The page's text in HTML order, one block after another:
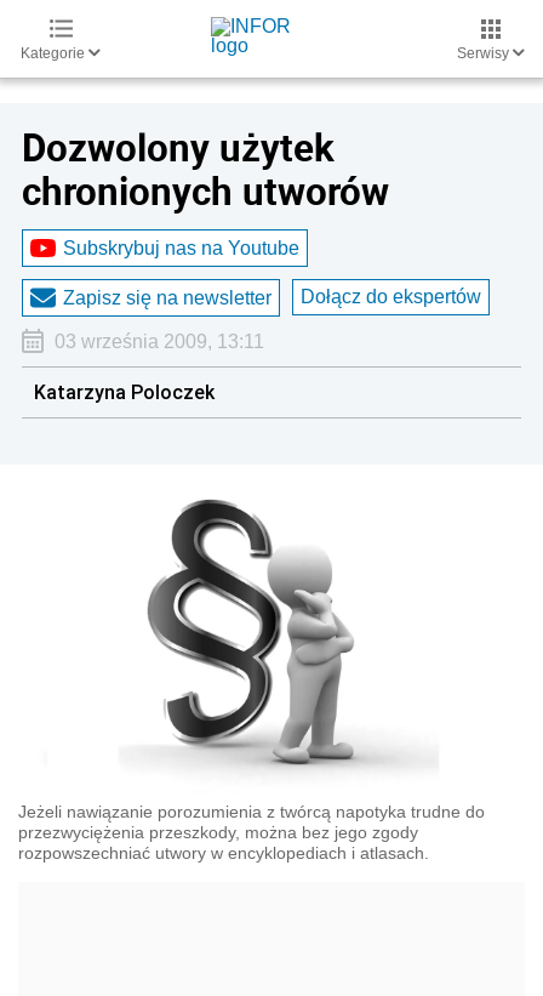
Kategorie Serwisy
Dozwolony użytek
chronionych utworów
Subskrybuj nas na Youtube
Zapisz się na newsletter Dołącz do ekspertów
03 września 2009, 13:11
Katarzyna Poloczek
Jeżeli nawiązanie porozumienia z twórcą napotyka trudne do
przezwyciężenia przeszkody, można bez jego zgody
rozpowszechniać utwory w encyklopediach i atlasach.